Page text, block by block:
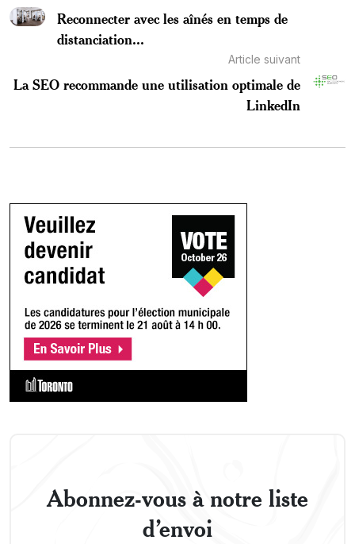
Reconnecter avec les aînés en temps de
distanciation...
Article suivant
La SEO recommande une utilisation optimale de
LinkedIn
Abonnez-vous à notre liste
d’envoi